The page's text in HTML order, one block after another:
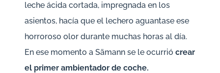
leche ácida cortada, impregnada en los
asientos, hacía que el lechero aguantase ese
horroroso olor durante muchas horas al día.
En ese momento a Sämann se le ocurrió crear
el primer ambientador de coche.